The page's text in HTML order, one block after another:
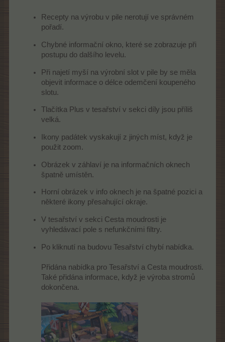
Recepty na výrobu v pile nerotují ve správném
pořadí.
Chybné informační okno, které se zobrazuje při
postupu do dalšího levelu.
Při najetí myší na výrobní slot v pile by se měla
objevit informace o délce odemčení koupeného
slotu.
Tlačítka Plus v tesařství v sekci díly jsou příliš
velká.
Ikony padátek vyskakují z jiných míst, když je
použit zoom.
Obrázek v záhlaví je na informačních oknech
špatně umístěn.
Horní obrázek v info oknech je na špatné pozici a
některé ikony přesahující okraje.
V tesařství v sekci Cesta moudrosti je
vyhledávací pole s nefunkčními filtry.
Po kliknutí na budovu Tesařství chybí nabídka.
Přidána nabídka pro Tesařství a Cesta moudrosti.
Také přidána informace, když je výroba stromů
dokončena.